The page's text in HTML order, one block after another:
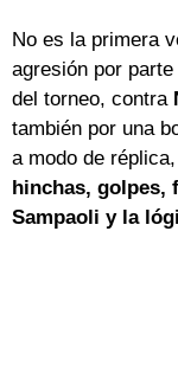
No es la primera
agresión por
del torneo, contra
también por una
a modo de
hinchas, golpes,
Sampaoli y la